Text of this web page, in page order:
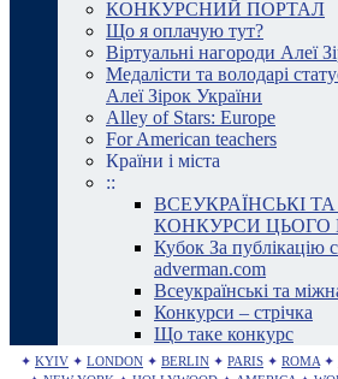
КОНКУРСНИЙ ПОРТАЛ
Що я оплачую тут?
Віртуальні нагороди Алеї
Медалісти та володарі
Алеї Зірок України
Alley of Stars: Europe
For American teachers
Країни і міста
::
ВСЕУКРАЇНСЬКІ
КОНКУРСИ ЦЬОГО
Кубок За публікацію
adverman.com
Всеукраїнські та
Конкурси – стрічка
Що таке конкурс
✦ KYIV ✦ LONDON ✦ BERLIN ✦ PARIS ✦ ROMA ✦